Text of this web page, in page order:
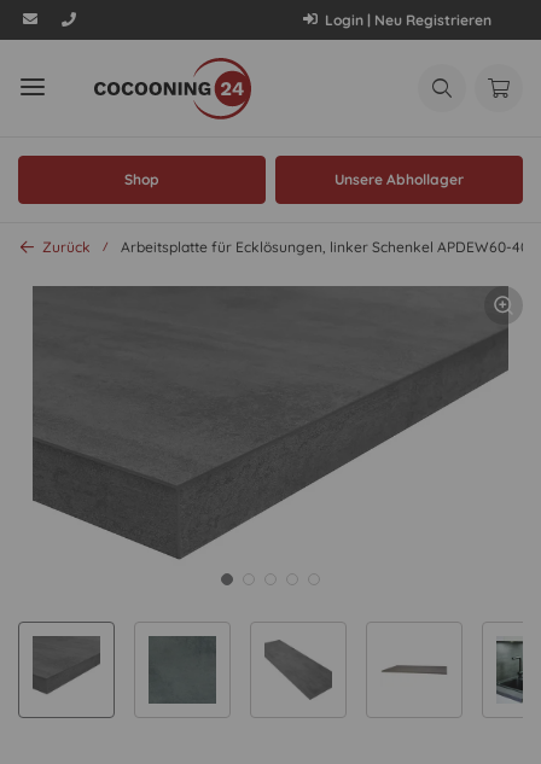
Login | Neu Registrieren
Shop Unsere Abhollager
Zurück Arbeitsplatte für Ecklösungen, linker Schenkel APDEW60-